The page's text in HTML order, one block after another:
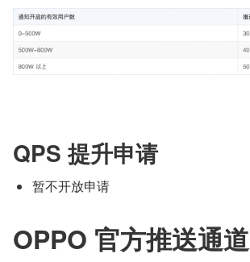
QPS 提升申请
暂不开放申请
OPPO 官方推送通道